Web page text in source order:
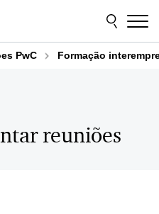
PwC Formação
reuniões